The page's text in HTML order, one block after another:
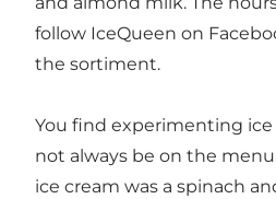
follow IceQueen on
the sortiment.
You find experimenting
not always be on the
ice cream was a spinach